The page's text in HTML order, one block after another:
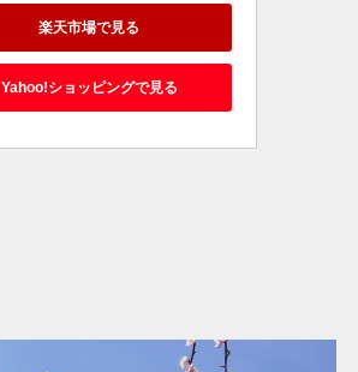
楽天市場で見る
Yahoo!ショッピングで見る